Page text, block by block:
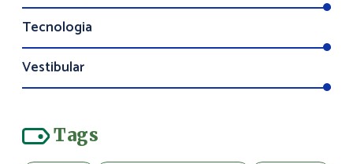
Tecnologia
Vestibular
Tags